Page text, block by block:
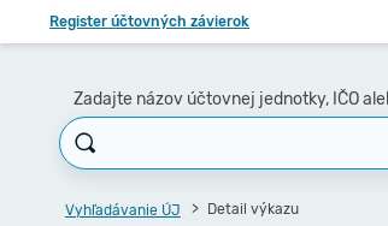
Register účtovných závierok
Zadajte názov účtovnej jednotky, IČO
Vyhľadávanie ÚJ Detail výkazu